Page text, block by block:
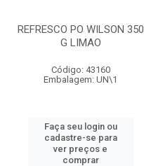
REFRESCO PO WILSON 350
G LIMAO
Código: 43160
Embalagem: UN\1
Faça seu login ou
cadastre-se para
ver preços e
comprar